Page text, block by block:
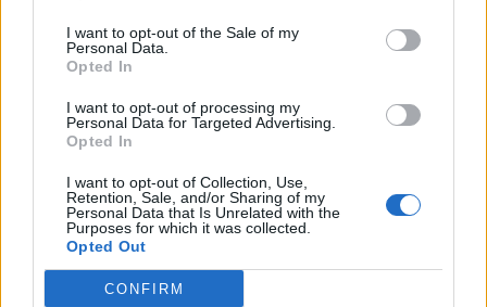
I want to opt-out of the Sale of my
Personal Data.
Opted In
I want to opt-out of processing my
Personal Data for Targeted Advertising.
Opted In
I want to opt-out of Collection, Use,
Retention, Sale, and/or Sharing of my
Personal Data that Is Unrelated with the
Purposes for which it was collected.
Opted Out
CONFIRM
Autore
Gianmarco Della Ragione